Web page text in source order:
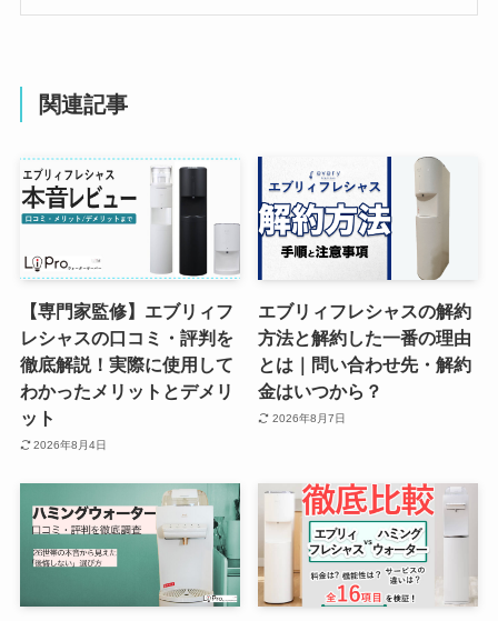
関連記事
【専門家監修】エブリィフ
レシャスの口コミ・評判を
徹底解説！実際に使用して
わかったメリットとデメリ
ット
2026年8月4日
エブリィフレシャスの解約
方法と解約した一番の理由
とは｜問い合わせ先・解約
金はいつから？
2026年8月7日